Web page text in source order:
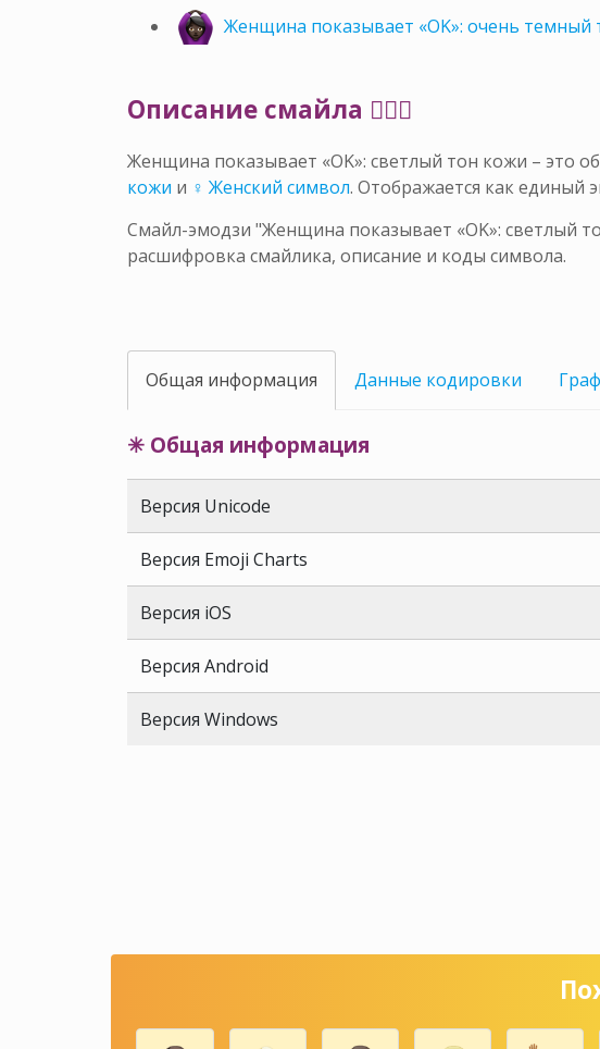
Женщина показывает «OK»: очень темный
Описание смайла 🙆🏼‍♀️
Женщина показывает «OK»: светлый тон кожи – это
кожи и ♀ Женский символ. Отображается как
Смайл-эмодзи "Женщина показывает «OK»: светлый
расшифровка смайлика, описание и коды символа.
Общая информация Данные кодировки
✳ Общая информация
Версия Unicode
Версия Emoji Charts
Версия iOS
Версия Android
Версия Windows